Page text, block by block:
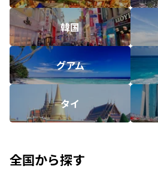
韓国
グアム
タイ
全国から探す